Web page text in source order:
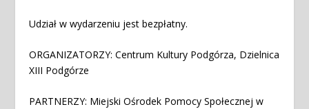
Udział w wydarzeniu jest bezpłatny.
ORGANIZATORZY: Centrum Kultury Podgórza, Dzielnica
XIII Podgórze
PARTNERZY: Miejski Ośrodek Pomocy Społecznej w